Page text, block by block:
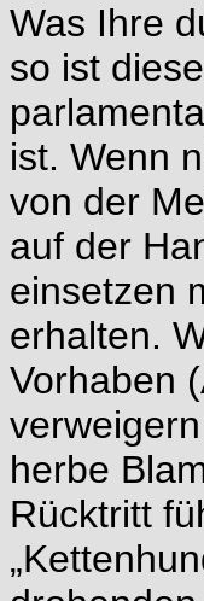
Was Ihre
so ist
ist. Wenn
von der
auf der
einsetzen
erhalten.
Vorhaben
herbe
Rücktritt